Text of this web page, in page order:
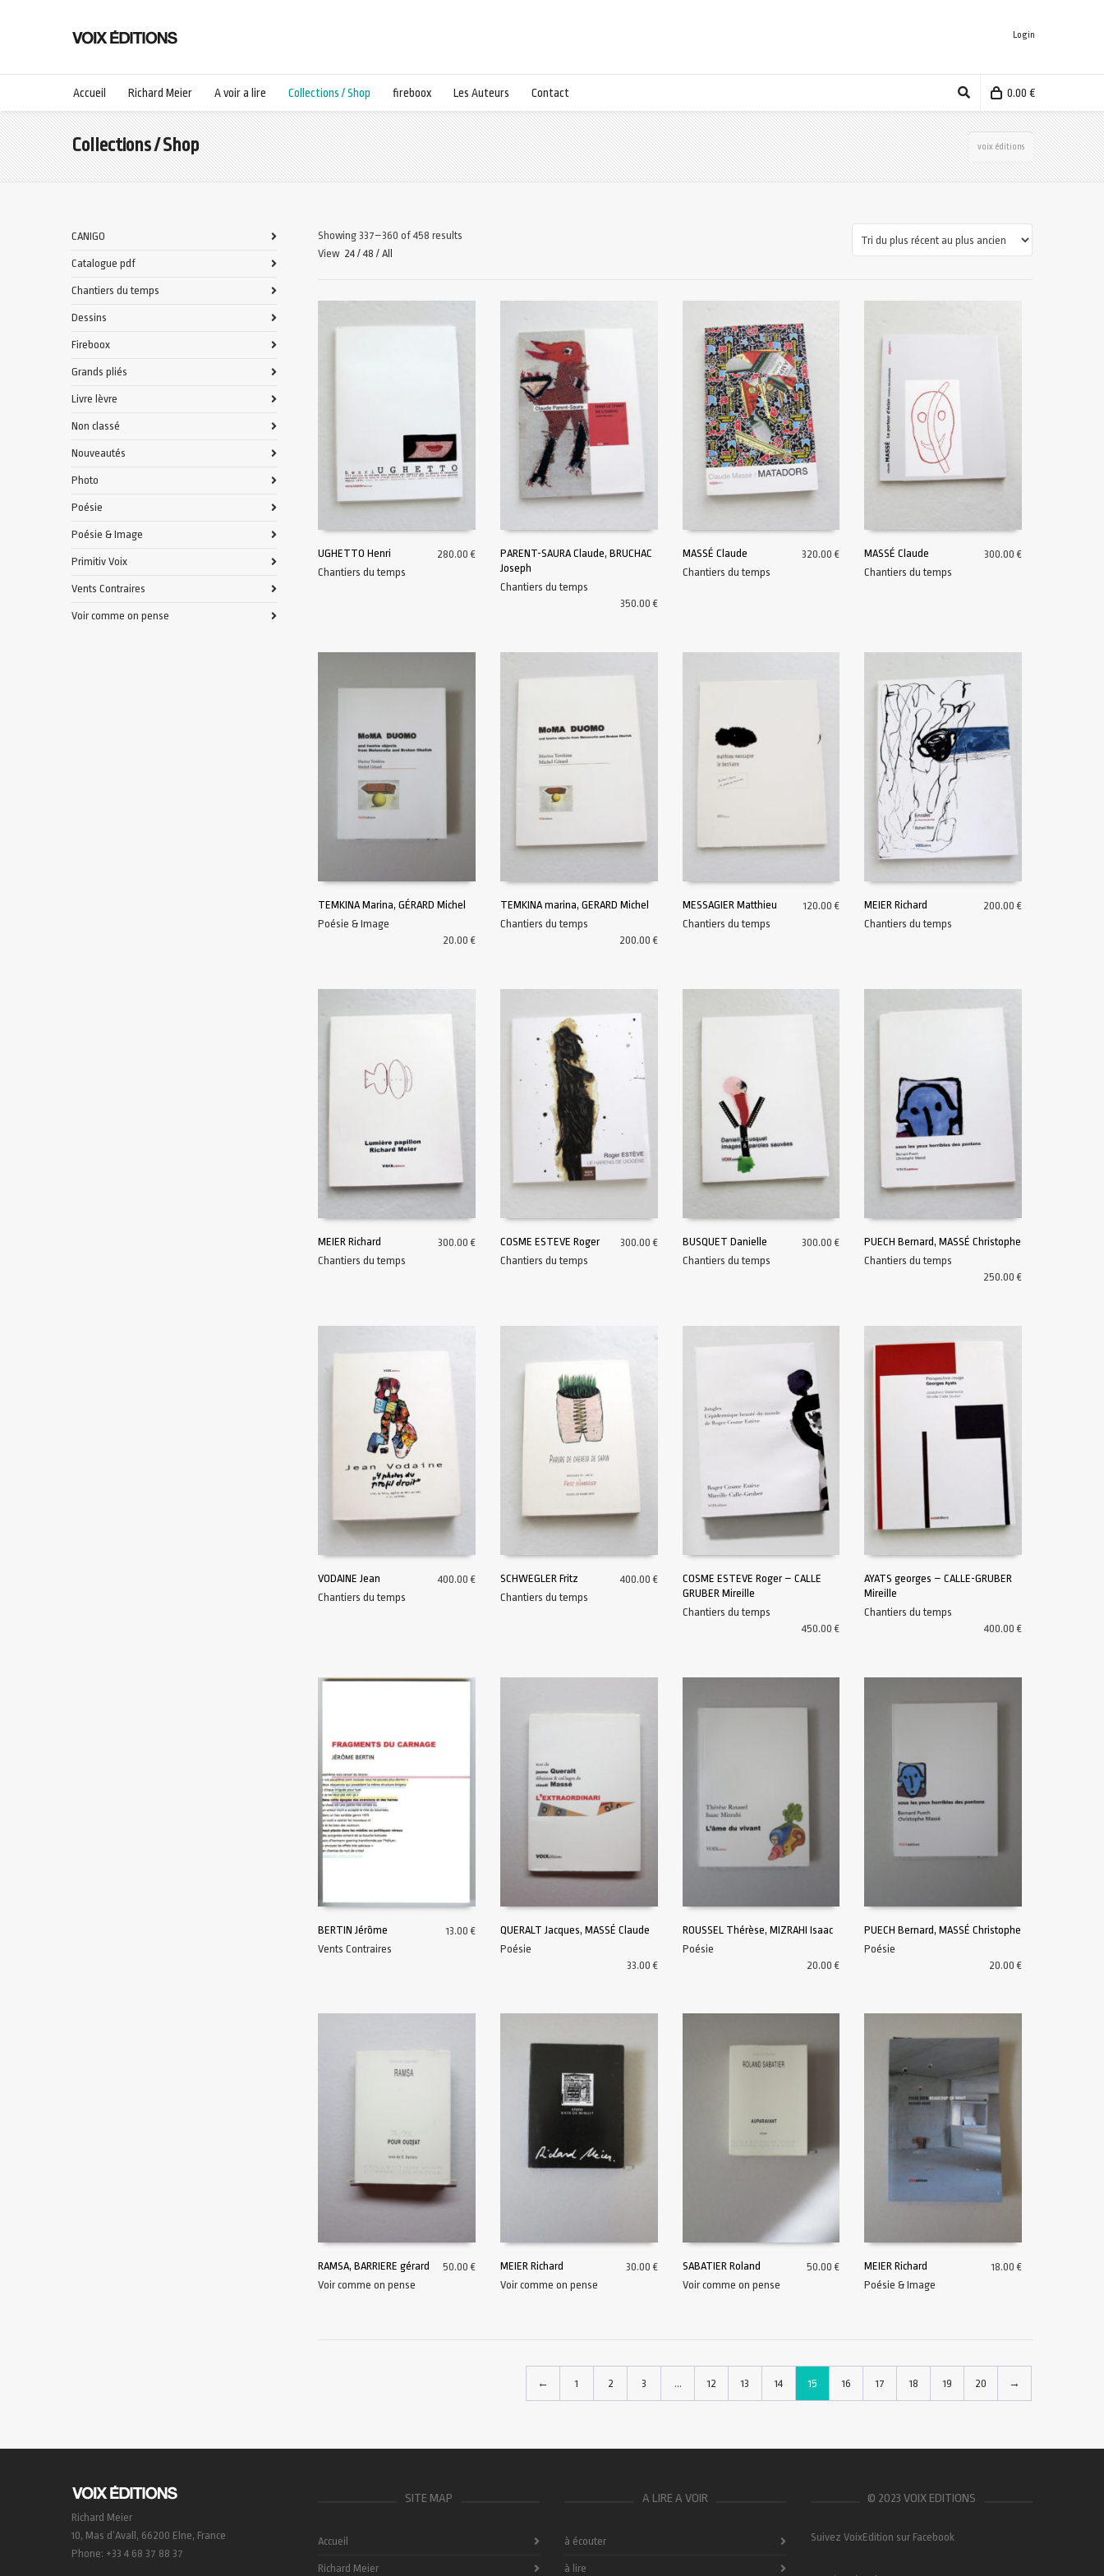
Login
Accueil Richard Meier A voir a lire Collections / Shop fireboox Les Auteurs Contact 0.00 €
Collections / Shop voix éditions
Showing 337–360 of 458 results
View 24 / 48 / All
AJOUTER AU PANIER
UGHETTO Henri
Chantiers du temps
280.00€
PARENT-SAURA Claude, BRUCHAC
Joseph
Chantiers du temps
350.00€
AJOUTER AU PANIER
MASSÉ Claude
Chantiers du temps
320.00€
AJOUTER AU PANIER
MASSÉ Claude
Chantiers du temps
300.00€
AJOUTER AU PANIER
TEMKINA Marina, GÉRARD Michel
Poésie & Image
20.00€
AJOUTER AU PANIER
TEMKINA marina, GERARD Michel
Chantiers du temps
200.00€
AJOUTER AU PANIER
MESSAGIER Matthieu
Chantiers du temps
120.00€
AJOUTER AU PANIER
MEIER Richard
Chantiers du temps
200.00€
AJOUTER AU PANIER
MEIER Richard
Chantiers du temps
300.00€
AJOUTER AU PANIER
COSME ESTEVE Roger
Chantiers du temps
300.00€
AJOUTER AU PANIER
BUSQUET Danielle
Chantiers du temps
300.00€
AJOUTER AU PANIER
PUECH Bernard, MASSÉ Christophe
Chantiers du temps
250.00€
AJOUTER AU PANIER
VODAINE Jean
Chantiers du temps
400.00€
AJOUTER AU PANIER
SCHWEGLER Fritz
Chantiers du temps
400.00€
COSME ESTEVE Roger – CALLE
GRUBER Mireille
Chantiers du temps
450.00€
AYATS georges – CALLE-GRUBER
Mireille
Chantiers du temps
400.00€
AJOUTER AU PANIER
BERTIN Jérôme
Vents Contraires
13.00€
AJOUTER AU PANIER
QUERALT Jacques, MASSÉ Claude
Poésie
33.00€
AJOUTER AU PANIER
ROUSSEL Thérèse, MIZRAHI Isaac
Poésie
20.00€
AJOUTER AU PANIER
PUECH Bernard, MASSÉ Christophe
Poésie
20.00€
AJOUTER AU PANIER
RAMSA, BARRIERE gérard
Voir comme on pense
50.00€
AJOUTER AU PANIER
MEIER Richard
Voir comme on pense
30.00€
AJOUTER AU PANIER
SABATIER Roland
Voir comme on pense
50.00€
AJOUTER AU PANIER
MEIER Richard
Poésie & Image
18.00€
← 1 2 3 … 12 13 14 15 16 17 18 19 20 →
CANIGO
Catalogue pdf
Chantiers du temps
Dessins
Fireboox
Grands pliés
Livre lèvre
Non classé
Nouveautés
Photo
Poésie
Poésie & Image
Primitiv Voix
Vents Contraires
Voir comme on pense
Richard Meier
10, Mas d’Avall, 66200 Elne, France
Phone: +33 4 68 37 88 37
SITE MAP
Accueil
Richard Meier
A LIRE A VOIR
à écouter
à lire
© 2023 VOIX EDITIONS
Suivez VoixEdition sur Facebook